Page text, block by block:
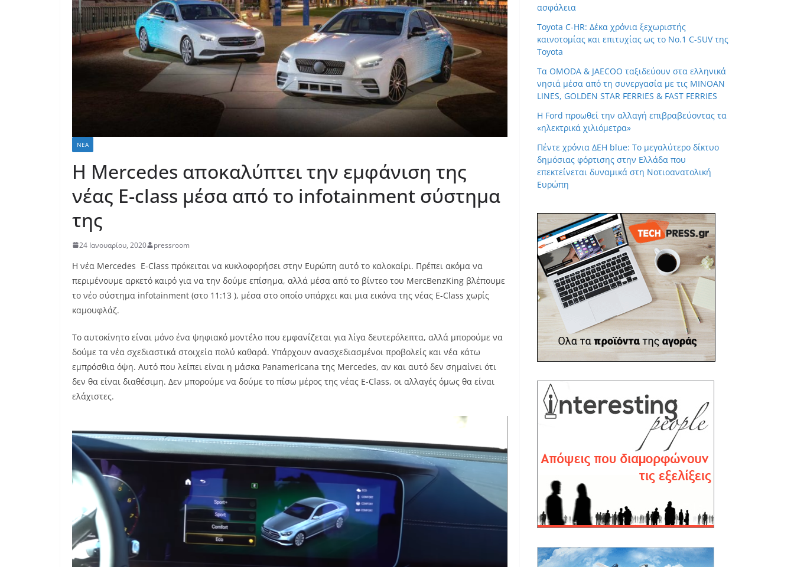
ΝΈΑ
Η Mercedes αποκαλύπτει την εμφάνιση της
νέας E-class μέσα από το infotainment σύστημα
της
24 Ιανουαρίου, 2020 pressroom
Η νέα Mercedes E-Class πρόκειται να κυκλοφορήσει στην Ευρώπη αυτό το καλοκαίρι. Πρέπει ακόμα να
περιμένουμε αρκετό καιρό για να την δούμε επίσημα, αλλά μέσα από το βίντεο του MercBenzKing βλέπουμε
το νέο σύστημα infotainment (στο 11:13 ), μέσα στο οποίο υπάρχει και μια εικόνα της νέας E-Class χωρίς
καμουφλάζ.
Το αυτοκίνητο είναι μόνο ένα ψηφιακό μοντέλο που εμφανίζεται για λίγα δευτερόλεπτα, αλλά μπορούμε να
δούμε τα νέα σχεδιαστικά στοιχεία πολύ καθαρά. Υπάρχουν ανασχεδιασμένοι προβολείς και νέα κάτω
εμπρόσθια όψη. Αυτό που λείπει είναι η μάσκα Panamericana της Mercedes, αν και αυτό δεν σημαίνει ότι
δεν θα είναι διαθέσιμη. Δεν μπορούμε να δούμε το πίσω μέρος της νέας E-Class, οι αλλαγές όμως θα είναι
ελάχιστες.
ασφάλεια
Toyota C-HR: Δέκα χρόνια ξεχωριστής
καινοτομίας και επιτυχίας ως το Νο.1 C-SUV της
Toyota
Τα OMODA & JAECOO ταξιδεύουν στα ελληνικά
νησιά μέσα από τη συνεργασία με τις MINOAN
LINES, GOLDEN STAR FERRIES & FAST FERRIES
Η Ford προωθεί την αλλαγή επιβραβεύοντας τα
«ηλεκτρικά χιλιόμετρα»
Πέντε χρόνια ΔΕΗ blue: Το μεγαλύτερο δίκτυο
δημόσιας φόρτισης στην Ελλάδα που
επεκτείνεται δυναμικά στη Νοτιοανατολική
Ευρώπη